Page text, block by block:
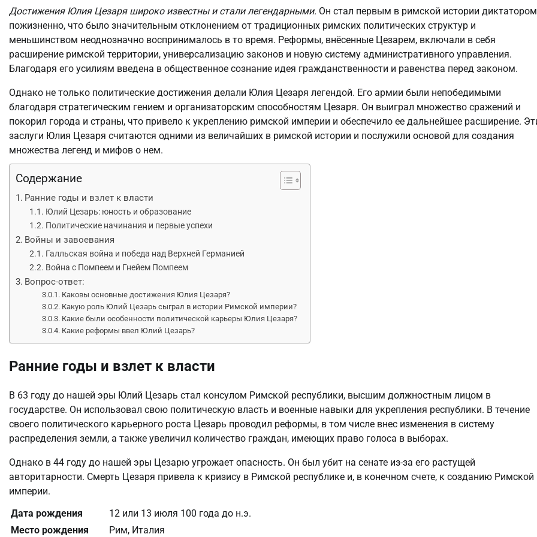
Достижения Юлия Цезаря широко известны и стали легендарными. Он стал первым в римской истории диктатором
пожизненно, что было значительным отклонением от традиционных римских политических структур и
меньшинством неоднозначно воспринималось в то время. Реформы, внёсенные Цезарем, включали в себя
расширение римской территории, универсализацию законов и новую систему административного управления.
Благодаря его усилиям введена в общественное сознание идея гражданственности и равенства перед законом.
Однако не только политические достижения делали Юлия Цезаря легендой. Его армии были непобедимыми
благодаря стратегическим гением и организаторским способностям Цезаря. Он выиграл множество сражений и
покорил города и страны, что привело к укреплению римской империи и обеспечило ее дальнейшее расширение.
заслуги Юлия Цезаря считаются одними из величайших в римской истории и послужили основой для создания
множества легенд и мифов о нем.
Содержание
Ранние годы и взлет к власти
Юлий Цезарь: юность и образование
Политические начинания и первые успехи
Войны и завоевания
Галльская война и победа над Верхней Германией
Война с Помпеем и Гнейем Помпеем
Вопрос-ответ:
Каковы основные достижения Юлия Цезаря?
Какую роль Юлий Цезарь сыграл в истории Римской империи?
Какие были особенности политической карьеры Юлия Цезаря?
Какие реформы ввел Юлий Цезарь?
Ранние годы и взлет к власти
В 63 году до нашей эры Юлий Цезарь стал консулом Римской республики, высшим должностным лицом в
государстве. Он использовал свою политическую власть и военные навыки для укрепления республики. В течение
своего политического карьерного роста Цезарь проводил реформы, в том числе внес изменения в систему
распределения земли, а также увеличил количество граждан, имеющих право голоса в выборах.
Однако в 44 году до нашей эры Цезарю угрожает опасность. Он был убит на сенате из-за его растущей
авторитарности. Смерть Цезаря привела к кризису в Римской республике и, в конечном счете, к созданию Римской
империи.
Дата рождения
12 или 13 июля 100 года до н.э.
Место рождения
Рим, Италия